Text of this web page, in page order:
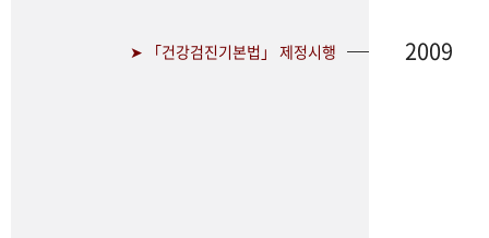
➤ 「건강검진기본법」 제정시행 2009